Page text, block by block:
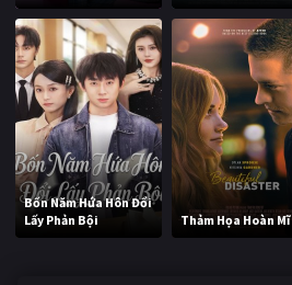
Bốn Năm Hứa Hôn Đổi
Lấy Phản Bội
Thảm Họa Hoàn Mĩ